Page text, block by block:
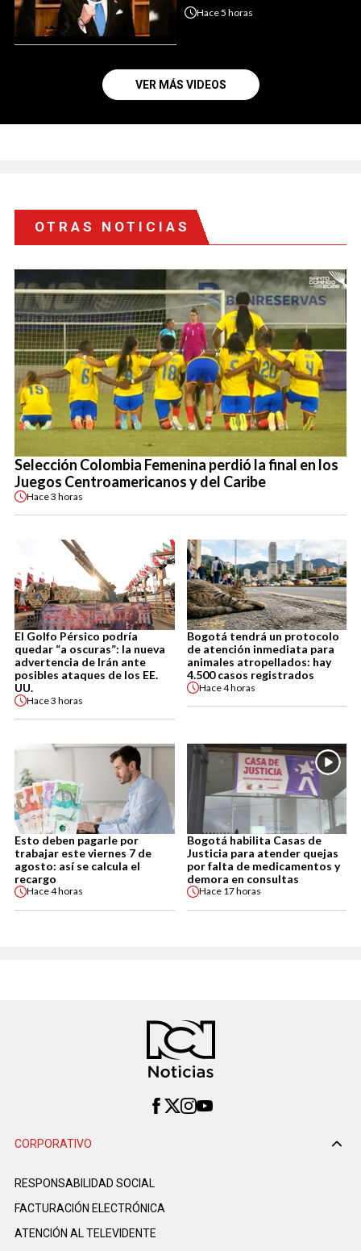
Hace5 horas
VER MÁS VIDEOS
OTRAS NOTICIAS
Selección Colombia Femenina perdió la final en los
Juegos Centroamericanos y del Caribe
Hace3 horas
El Golfo Pérsico podría
quedar “a oscuras”: la nueva
advertencia de Irán ante
posibles ataques de los EE.
UU.
Hace3 horas
Bogotá tendrá un protocolo
de atención inmediata para
animales atropellados: hay
4.500 casos registrados
Hace4 horas
Esto deben pagarle por
trabajar este viernes 7 de
agosto: así se calcula el
recargo
Hace4 horas
Bogotá habilita Casas de
Justicia para atender quejas
por falta de medicamentos y
demora en consultas
Hace 17 horas
CORPORATIVO
RESPONSABILIDAD SOCIAL
FACTURACIÓN ELECTRÓNICA
ATENCIÓN AL TELEVIDENTE